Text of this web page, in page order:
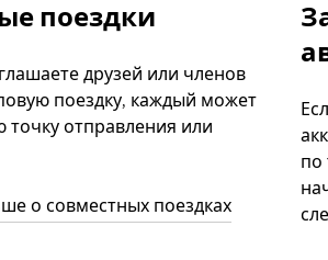
поездки
друзей или членов
поездку, каждый может
точку отправления или
о совместных поездках
по